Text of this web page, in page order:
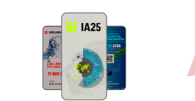
Quiénes somos
Especificaciones